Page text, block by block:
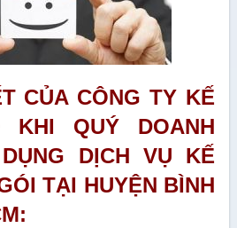
CỦA CÔNG TY KẾ
KHI QUÝ DOANH
DỊCH VỤ KẾ
TẠI HUYỆN BÌNH